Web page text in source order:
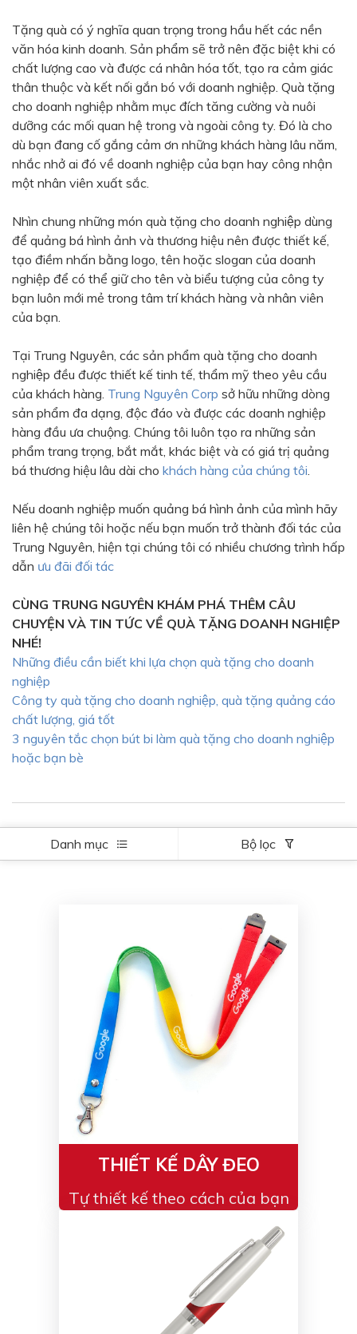
Tím - Bạc
Đỏ - Bạc
Bạc - Xanh dương
Bạc - Xanh lá
Bạc - Cam
Bạc - Đỏ
Đỏ - Bạc
Trong suốt
Đen - Trắng
Bạc - Đen
Nâu
Xanh xám
Cà phê
Xanh dương - Đen
Đỏ nâu
Đen - Nơ
Bạc 1cm
Bạc 2cm
Bạc mini 1cm
Tặng quà có ý nghĩa quan trọng trong hầu hết các nền
văn hóa kinh doanh. Sản phẩm sẽ trở nên đặc biệt khi có
chất lượng cao và được cá nhân hóa tốt, tạo ra cảm giác
thân thuộc và kết nối gắn bó với doanh nghiệp. Quà tặng
cho doanh nghiệp nhằm mục đích tăng cường và nuôi
dưỡng các mối quan hệ trong và ngoài công ty. Đó là cho
dù bạn đang cố gắng cảm ơn những khách hàng lâu năm,
nhắc nhở ai đó về doanh nghiệp của bạn hay công nhận
một nhân viên xuất sắc.
Nhìn chung những món quà tặng cho doanh nghiệp dùng
để quảng bá hình ảnh và thương hiệu nên được thiết kế,
tạo điềm nhấn bằng logo, tên hoặc slogan của doanh
nghiệp để có thể giữ cho tên và biểu tượng của công ty
bạn luôn mới mẻ trong tâm trí khách hàng và nhân viên
của bạn.
Tại Trung Nguyên, các sản phẩm quà tặng cho doanh
nghiệp đều được thiết kế tinh tế, thẩm mỹ theo yêu cầu
của khách hàng. Trung Nguyên Corp sở hữu những dòng
sản phẩm đa dạng, độc đáo và được các doanh nghiệp
hàng đầu ưa chuộng. Chúng tôi luôn tạo ra những sản
phẩm trang trọng, bắt mắt, khác biệt và có giá trị quảng
bá thương hiệu lâu dài cho khách hàng của chúng tôi
Nếu doanh nghiệp muốn quảng bá hình ảnh của mình hãy
liên hệ chúng tôi hoặc nếu bạn muốn trở thành đối tác của
Trung Nguyên, hiện tại chúng tôi có nhiều chương trình hấp
dẫn ưu đãi đối tác
CÙNG TRUNG NGUYÊN KHÁM PHÁ THÊM CÂU
CHUYỆN VÀ TIN TỨC VỀ QUÀ TẶNG DOANH NGHIỆP
NHÉ!
Những điều cần biết khi lựa chọn quà tặng cho doanh
nghiệp
Công ty quà tặng cho doanh nghiệp, quà tặng quảng cáo
chất lượng, giá tốt
3 nguyên tắc chọn bút bi làm quà tặng cho doanh nghiệp
hoặc bạn bè
Danh mục Bộ lọc
THIẾT KẾ DÂY ĐEO
Tự thiết kế theo cách của bạn